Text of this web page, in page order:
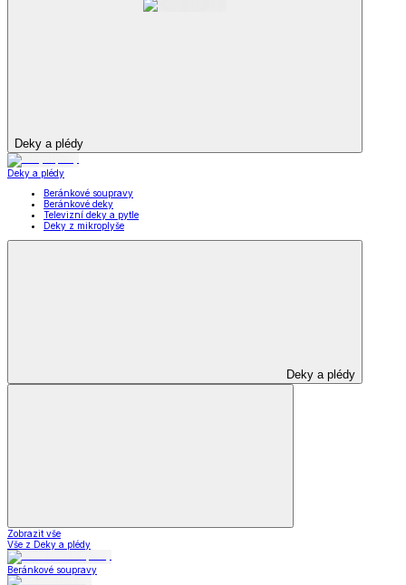
Deky a plédy
Deky a plédy
Beránkové soupravy
Beránkové deky
Televizní deky a pytle
Deky z mikroplyše
Deky a plédy
Zobrazit vše
Vše z Deky a plédy
Beránkové soupravy